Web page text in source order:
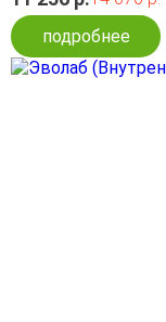
подробнее